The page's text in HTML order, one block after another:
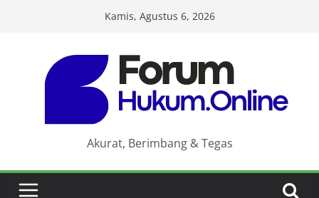
Kamis, Agustus 6, 2026
Akurat, Berimbang & Tegas